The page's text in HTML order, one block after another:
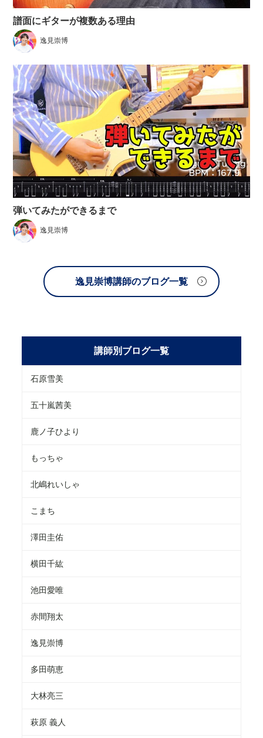
譜面にギターが複数ある理由
逸見崇博
弾いてみたができるまで
逸見崇博
逸見崇博講師のブログ一覧
講師別ブログ一覧
石原雪美
五十嵐茜美
鹿ノ子ひより
もっちゃ
北嶋れいしゃ
こまち
澤田圭佑
横田千紘
池田愛唯
赤間翔太
逸見崇博
多田萌恵
大林亮三
萩原 義人